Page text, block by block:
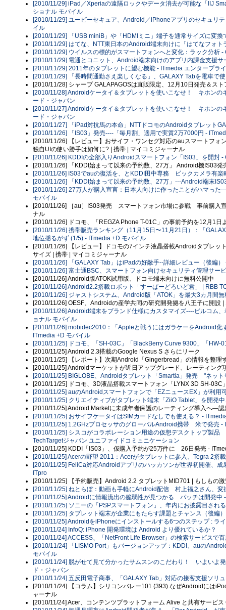
[2010/11/29] iPad／Xperiaの遠隔ロックやデータ消去が可能な「IIJ
ショナル モバイル
[2010/11/29] ユービーセキュア、Android／iPhoneアプリのセキュリ
イル
[2010/11/29] 「USB miniB」や「HDMIミニ」端子を通常サイズに変
[2010/11/29] はてな、NTT東日本のAndroid端末向けに「はてなフォ
[2010/11/29] ウイルスの標的がスマートフォンへと変化：ラック分析 -
[2010/11/29] 電通とコニット、Android端末向けのアプリ内課金支援
[2010/11/29] 2011年のタブレットに望む機能 - ITmedia エンタープラ
[2010/11/29] 「長時間通勤さえ楽しくなる」、GALAXY Tabを電車で
[2010/11/28] シャープ GALAPAGOSは直販限定、12月10日発売＆スト
[2010/11/28] Androidケータイ＆タブレットを使いこなせ！ キホンの
ード・ジャパン
[2010/11/27] Androidケータイ＆タブレットを使いこなせ！ キホンの
ード・ジャパン
[2010/11/27] 「iPad対抗馬の本命」NTTドコモのAndroidタブレット
[2010/11/26] 「IS03」発売----「毎月割」適用で実質2万7000円 -
[2010/11/26] 【レビュー】おサイフ・ワンセグ対応のauスマートフォ
独自UIの使い勝手は如何に? | 携帯 | マイコミジャーナル
[2010/11/26] KDDIの全部入りAndroidスマートフォン「IS03」を開封 -
[2010/11/26] 「KDDI始まって以来の予約数、27万」 Android機
[2010/11/26] IS03でauの復活を、とKDDI田中専務 ビックカメラ有楽
[2010/11/26] 「KDDI始まって以来の予約数、27万」---Android端末
[2010/11/26] 27万人が購入宣言：日本人向けに作ったことがハマった
モバイル
[2010/11/26] ［au］IS03発売 スマートフォン市場に参戦 事前購入
ナル
[2010/11/26] ドコモ、「REGZA Phone T-01C」の事前予約を12月1日
[2010/11/26] 携帯販売ランキング（11月15日〜11月21日）：「
地位揺るがず (1/5) - ITmedia +D モバイル
[2010/11/26] 【レビュー】ドコモの7インチ液晶搭載Androidタブレッ
サイズ | 携帯 | マイコミジャーナル
[2010/11/26] 「GALAXY Tab」はiPadの好敵手--詳細レビュー（後編
[2010/11/26] 富士通BSC、スマートフォン向けセキュリティ管理サー
[2010/11/26] Android版ATOK試用版、ドコモ端末向けに無料公開中
[2010/11/26] Android2.2搭載ロボット「すーぱーどろいど君」 | RBB
[2010/11/26] ジャストシステム、Android版「ATOK」を最大3カ月間
[2010/11/26] OESF、Androidの産学共同の研究開発拠を八王子に開設
[2010/11/26] Android端末をブランド仕様にカスタマイズ----ビルコム
ョナル モバイル
[2010/11/26] mobidec2010：「Appleと戦うにはガラケーをAndroid
ITmedia +D モバイル
[2010/11/25] ドコモ、「SH-03C」「BlackBerry Curve 9300」「HW-
[2010/11/25] Android 2.3搭載のGoogle Nexus S さらにリーク
[2010/11/25] 【レポート】次期Android「Gingerbread」の情報を整理
[2010/11/25] Androidマーケットが近日アップグレード、レーティング
[2010/11/25] BIGLOBE、Androidタブレット「Smartia」発売 "ネッ
[2010/11/25] ドコモ、3D液晶搭載スマートフォン「LYNX 3D SH-
[2010/11/25] auのAndroidスマートフォンで「EZニュースEX」が利用
[2010/11/25] クリエイティブがタブレット端末「ZiiO Tablet」を開発
[2010/11/25] Android Marketに未成年者保護のレーティング導入へ―
[2010/11/25] おサイフケータイはSIMカードなしでも使える？ -
[2010/11/25] 1.2GHzプロセッサのグローバルAndroid携帯 米で発売 -
[2010/11/25] シスコがコラボレーション用途の仮想デスクトップ製
TechTargetジャパン ユニファイドコミュニケーション
[2010/11/25] KDDI「IS03」、仮購入予約が25万件に 26日発売 -
[2010/11/25] Acerの野望 2011：Acerがタブレットに参入、Tegra 2搭
[2010/11/25] FeliCa対応Androidアプリのハッカソンが世界初開催、
ITpro
[2010/11/25] 【予約販売】Android 2.2 タブレットMID701 | もしもの
[2010/11/25] ねとらぼ：動画も手軽にAndroid配信 村上福之さん、変
[2010/11/25] Androidに情報流出の脆弱性が見つかる パッチは開発中
[2010/11/25] ソニーの「PSPスマートフォン」、年内にお披露目され
[2010/11/25] タブレット端末が企業にもたらす課題とチャンス（後編
[2010/11/25] AndroidをiPhoneにインストールする6つのステップ : ラ
[2010/11/24] InfoQ: iPhone 開発環境は Android より優れているか？
[2010/11/24] ACCESS、「NetFront Life Browser」の検索サービスで
[2010/11/24] 「LISMO Port」もバージョンアップ：KDDI、auの
モバイル
[2010/11/24] 脱がせて見て分かったサムスンのこだわり！ いよいよ
ド・ジャパン
[2010/11/24] 五反田電子商事、「GALAXY Tab」対応の接客支援ソリ
[2010/11/24] 【コラム】シリコンバレー101 (393) なぜAndroidには
ャーナル
[2010/11/24] Acer、コンテンツプラットフォーム Alive と共有サービス